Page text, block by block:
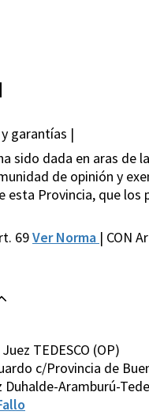
garantías |
sido dada en aras
de opinión y
esta Provincia, que
69Ver Norma | CON
TEDESCO (OP)
c/Provincia de
Aramburú-